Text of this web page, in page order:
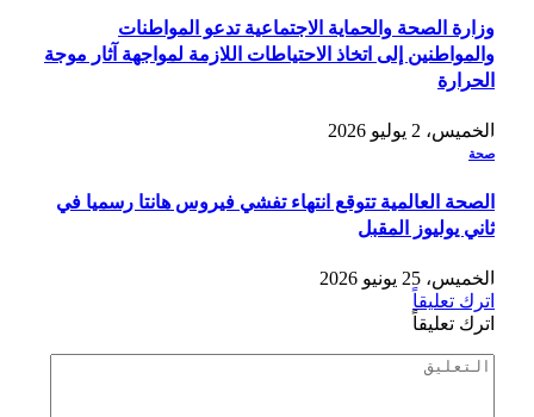
وزارة الصحة والحماية الاجتماعية تدعو المواطنات
والمواطنين إلى اتخاذ الاحتياطات اللازمة لمواجهة آثار موجة
الحرارة
الخميس، 2 يوليو 2026
صحة
الصحة العالمية تتوقع انتهاء تفشي فيروس هانتا رسميا في
ثاني يوليوز المقبل
الخميس، 25 يونيو 2026
اترك تعليقاً
اترك تعليقاً